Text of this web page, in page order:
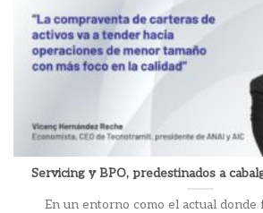
Servicing y BPO, predestinados a
En un entorno como el actual donde